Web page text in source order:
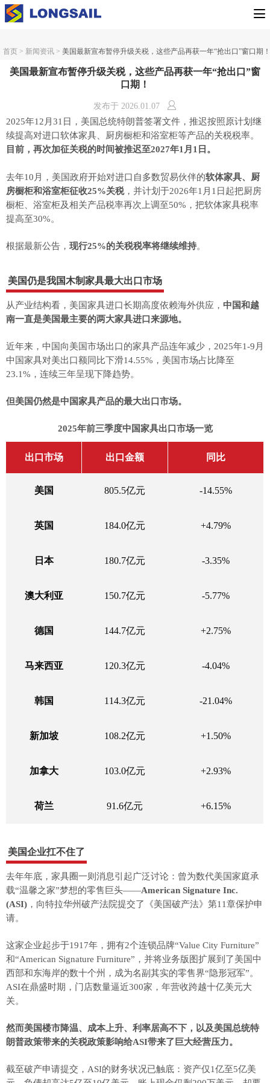
首页 > 新闻资讯 > 美国最新宣布暂停升级关税，这些产品再获一年“抢出口”窗口期！
美国最新宣布暂停升级关税，这些产品再获一年“抢出口”窗
口期！
发布于 2026.01.07
2025年12月31日，美国总统特朗普签署文件，推迟按照原计划继
续提高对进口软体家具、厨房橱柜和浴室柜等产品的关税税率。
目前，再次加征关税的时间被推迟至2027年1月1日。
去年10月，美国政府开始对进口自多数贸易伙伴的软体家具、厨
房橱柜和浴室柜征收25%关税，并计划于2026年1月1日起把厨房
橱柜、浴室柜及相关产品税率再次上调至50%，把软体家具税率
提高至30%。
根据最新公告， 现行25%的关税税率将继续维持。
美国仍是我国木制家具最大出口市场
从产业结构看，美国家具进口长期高度依赖海外供应， 中国和越
南一直是美国最主要的两大家具进口来源地。
近年来，中国向美国市场出口的家具产品连年减少，2025年1-9月
中国家具对美出口额同比下滑14.55%，美国市场占比降至
23.1%，连续三年呈现下降趋势。
但美国仍然是中国家具产品的最大出口市场。
2025年前三季度中国家具出口市场一览
出口市场 出口金额 同比
美国 805.5亿元 -14.55%
英国 184.0亿元 +4.79%
日本 180.7亿元 -3.35%
澳大利亚 150.7亿元 -5.77%
德国 144.7亿元 +2.75%
马来西亚 120.3亿元 -4.04%
韩国 114.3亿元 -21.04%
新加坡 108.2亿元 +1.50%
加拿大 103.0亿元 +2.93%
荷兰 91.6亿元 +6.15%
美国企业扛不住了
去年年底，家具圈一则消息引起广泛讨论：曾为数代美国家庭承
载“温馨之家”梦想的零售巨头——American Signature Inc.
(ASI) ，向特拉华州破产法院提交了《美国破产法》第11章保护申
请。
这家企业起步于1917年，拥有2个连锁品牌“Value City Furniture”
和“American Signature Furniture”，并将业务版图扩展到了美国中
西部和东海岸的数十个州，成为名副其实的零售界“隐形冠军”。
ASI在鼎盛时期，门店数量逼近300家，年营收跨越十亿美元大
关。
然而美国楼市降温、成本上升、利率居高不下，以及美国总统特
朗普政策带来的关税政策影响给ASI带来了巨大经营压力。
截至破产申请提交，ASI的财务状况已触底：资产仅1亿至5亿美